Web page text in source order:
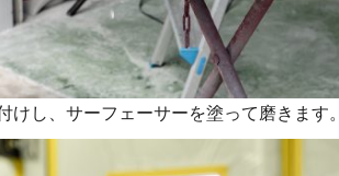
けし、サーフェーサーを塗って磨きます。